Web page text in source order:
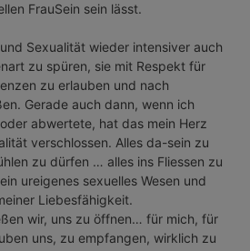
FrauSein sein lässt.
Sexualität wieder intensiver auch
zu spüren, sie mit Respekt für
zu erlauben und nach
Gerade auch dann, wenn ich
abwertete, hat das mein Herz
verschlossen. Alles da-sein zu
zu dürfen … alles ins Fliessen zu
ureigenes sexuelles Wesen und
Liebesfähigkeit.
wir, uns zu öffnen… für mich, für
uns, zu empfangen, wirklich zu